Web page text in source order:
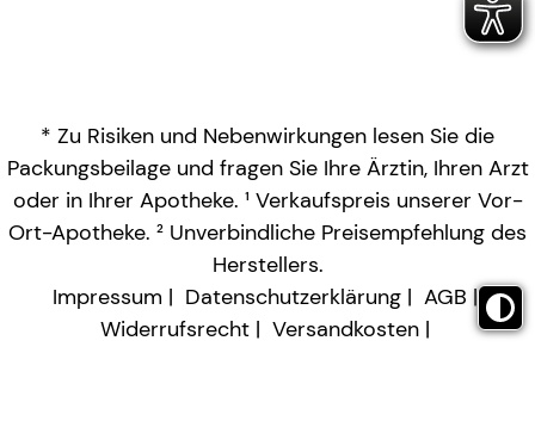
* Zu Risiken und Nebenwirkungen lesen Sie die
Packungsbeilage und fragen Sie Ihre Ärztin, Ihren Arzt
oder in Ihrer Apotheke. ¹ Verkaufspreis unserer Vor-
Ort-Apotheke. ² Unverbindliche Preisempfehlung des
Herstellers.
Impressum
Datenschutzerklärung
AGB
Widerrufsrecht
Versandkosten